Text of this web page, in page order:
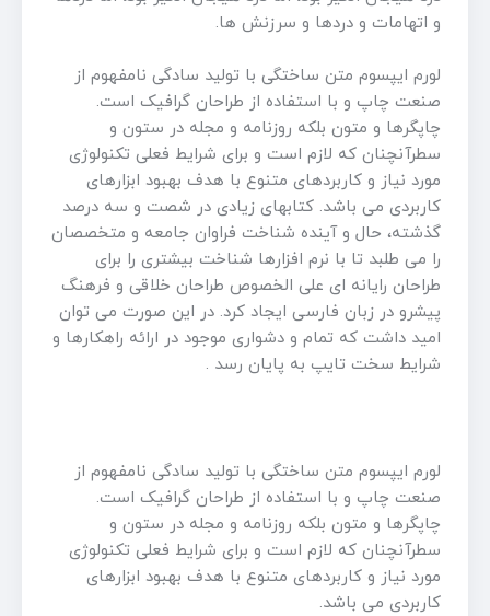
و اتهامات و دردها و سرزنش ها.
لورم ایپسوم متن ساختگی با تولید سادگی نامفهوم از
صنعت چاپ و با استفاده از طراحان گرافیک است.
چاپگرها و متون بلکه روزنامه و مجله در ستون و
سطرآنچنان که لازم است و برای شرایط فعلی تکنولوژی
مورد نیاز و کاربردهای متنوع با هدف بهبود ابزارهای
کاربردی می باشد. کتابهای زیادی در شصت و سه درصد
گذشته، حال و آینده شناخت فراوان جامعه و متخصصان
را می طلبد تا با نرم افزارها شناخت بیشتری را برای
طراحان رایانه ای علی الخصوص طراحان خلاقی و فرهنگ
پیشرو در زبان فارسی ایجاد کرد. در این صورت می توان
امید داشت که تمام و دشواری موجود در ارائه راهکارها و
شرایط سخت تایپ به پایان رسد .
لورم ایپسوم متن ساختگی با تولید سادگی نامفهوم از
صنعت چاپ و با استفاده از طراحان گرافیک است.
چاپگرها و متون بلکه روزنامه و مجله در ستون و
سطرآنچنان که لازم است و برای شرایط فعلی تکنولوژی
مورد نیاز و کاربردهای متنوع با هدف بهبود ابزارهای
کاربردی می باشد.